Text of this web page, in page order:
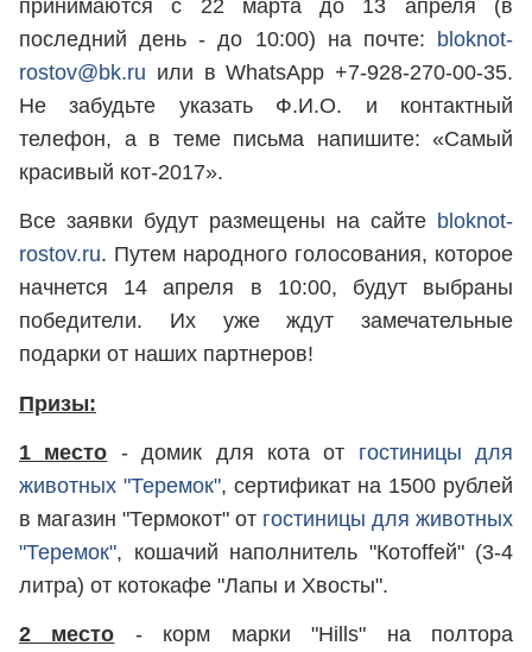
принимаются с 22 марта до 13 апреля (в
последний день - до 10:00) на почте: bloknot-
rostov@bk.ru или в WhatsApp +7-928-270-00-35.
Не забудьте указать Ф.И.О. и контактный
телефон, а в теме письма напишите: «Самый
красивый кот-2017».
Все заявки будут размещены на сайте bloknot-
rostov.ru. Путем народного голосования, которое
начнется 14 апреля в 10:00, будут выбраны
победители. Их уже ждут замечательные
подарки от наших партнеров!
Призы:
1 место - домик для кота от гостиницы для
животных "Теремок", сертификат на 1500 рублей
в магазин "Термокот" от гостиницы для животных
"Теремок", кошачий наполнитель "Котоffей" (3-4
литра) от котокафе "Лапы и Хвосты".
2 место - корм марки "Hills" на полтора